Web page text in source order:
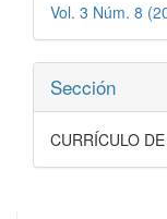
Vol. 3 Núm. 8
Sección
CURRÍCULO